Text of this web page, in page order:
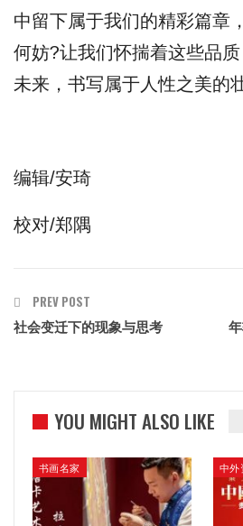
中留下属于我们的精彩篇章
何妨?让我们怀揣着这些品
未来，书写属于人性之美的
编辑/安琦
校对/郑隅
PREV POST
社会变迁下的现象与思考
YOU MIGHT ALSO LIKE
书画名家 中外